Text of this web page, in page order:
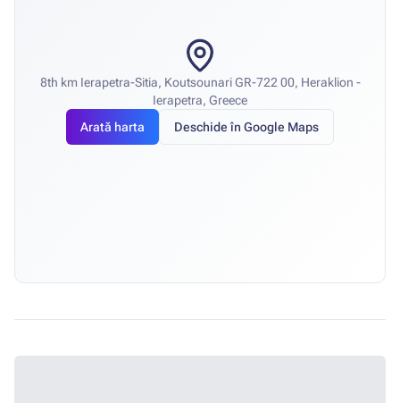
8th km Ierapetra-Sitia, Koutsounari GR-722 00, Heraklion -
Ierapetra, Greece
Arată harta
Deschide în Google Maps